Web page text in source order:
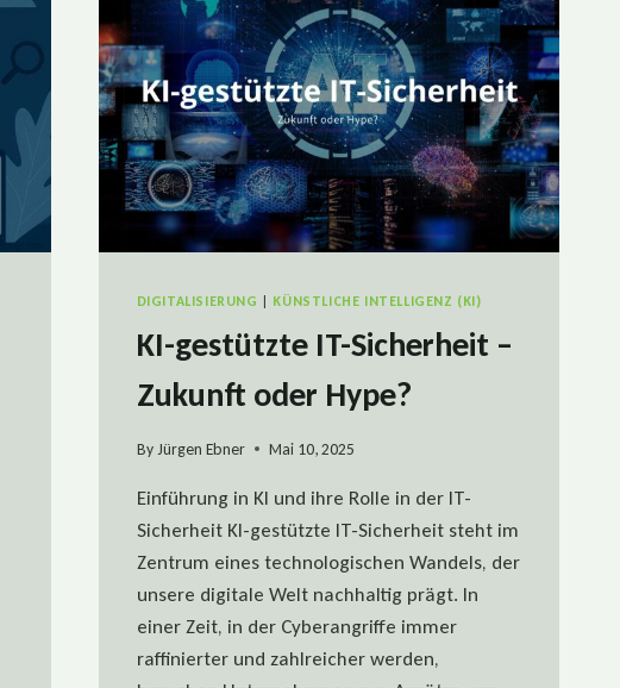
DIGITALISIERUNG KÜNSTLICHE INTELLIGENZ (KI)
KI-gestützte IT-Sicherheit –
Zukunft oder Hype?
ByJürgen Ebner Mai 10, 2025
Einführung in KI und ihre Rolle in der IT-
Sicherheit KI-gestützte IT-Sicherheit steht im
Zentrum eines technologischen Wandels, der
unsere digitale Welt nachhaltig prägt. In
einer Zeit, in der Cyberangriffe immer
raffinierter und zahlreicher werden,